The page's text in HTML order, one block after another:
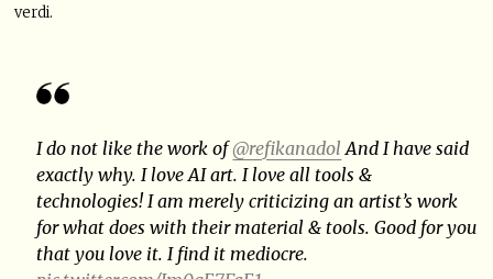
verdi.
I do not like the work of@refikanadol And I have said
exactly why. I love AI art. I love all tools &
technologies! I am merely criticizing an artist’s work
for what does with their material & tools. Good for you
that you love it. I find it mediocre.